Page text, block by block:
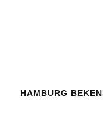
HAMBURG